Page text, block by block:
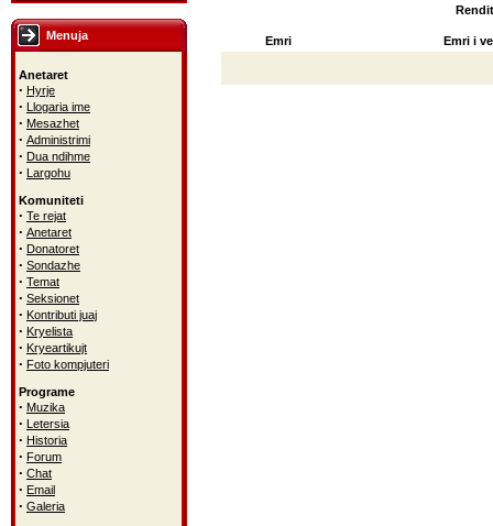
Menuja
Anetaret
· Hyrje
· Llogaria ime
· Mesazhet
· Administrimi
· Dua ndihme
· Largohu
Komuniteti
· Te rejat
· Anetaret
· Donatoret
· Sondazhe
· Temat
· Seksionet
· Kontributi juaj
· Kryelista
· Kryeartikujt
· Foto kompjuteri
Programe
· Muzika
· Letersia
· Historia
· Forum
· Chat
· Email
· Galeria
Emri Emri i